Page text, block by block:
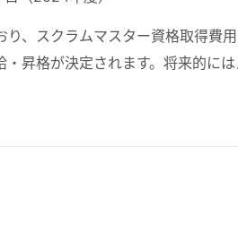
、スクラムマスター資格取得費
昇格が決定されます。将来的に